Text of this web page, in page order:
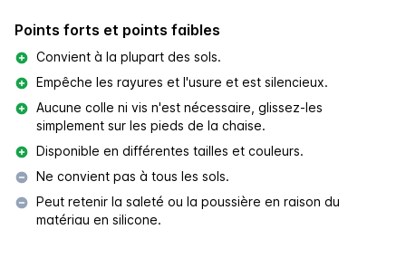
Points forts et points faibles
Convient à la plupart des sols.
Empêche les rayures et l'usure et est silencieux.
Aucune colle ni vis n'est nécessaire, glissez-les
simplement sur les pieds de la chaise.
Disponible en différentes tailles et couleurs.
Ne convient pas à tous les sols.
Peut retenir la saleté ou la poussière en raison du
matériau en silicone.